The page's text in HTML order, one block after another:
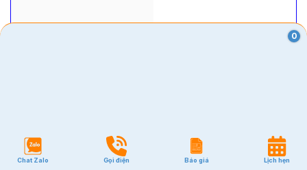
Chat Zalo Gọi điện Báo giá Lịch hẹn
0